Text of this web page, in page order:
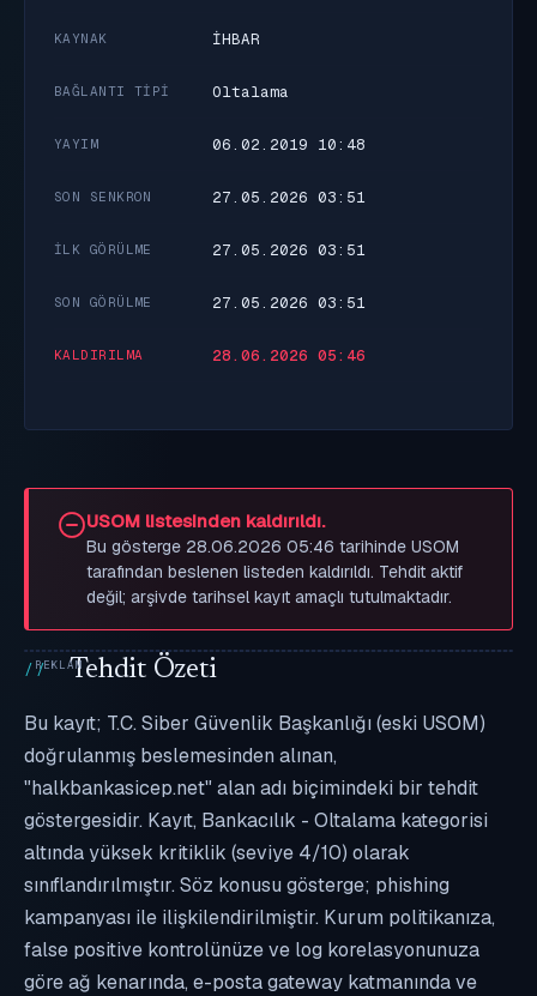
KAYNAK İHBAR
BAĞLANTI TIPI Oltalama
YAYIM 06.02.2019 10:48
SON SENKRON 27.05.2026 03:51
İLK GÖRÜLME 27.05.2026 03:51
SON GÖRÜLME 27.05.2026 03:51
KALDIRILMA 28.06.2026 05:46
USOM listesinden kaldırıldı.
Bu gösterge 28.06.2026 05:46 tarihinde USOM
tarafından beslenen listeden kaldırıldı. Tehdit aktif
değil; arşivde tarihsel kayıt amaçlı tutulmaktadır.
Tehdit Özeti
Bu kayıt; T.C. Siber Güvenlik Başkanlığı (eski USOM)
doğrulanmış beslemesinden alınan,
"halkbankasicep.net" alan adı biçimindeki bir tehdit
göstergesidir. Kayıt, Bankacılık - Oltalama kategorisi
altında yüksek kritiklik (seviye 4/10) olarak
sınıflandırılmıştır. Söz konusu gösterge; phishing
kampanyası ile ilişkilendirilmiştir. Kurum politikanıza,
false positive kontrolünüze ve log korelasyonunuza
göre ağ kenarında, e-posta gateway katmanında ve